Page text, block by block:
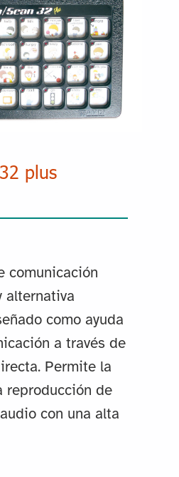
plus
comunicación
alternativa
como ayuda
a través de
Permite la
reproducción de
con una alta